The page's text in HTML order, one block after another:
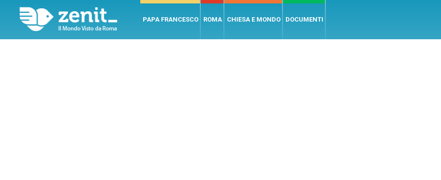
PAPA FRANCESCO ROMA CHIESA E MONDO DOCUMENTI